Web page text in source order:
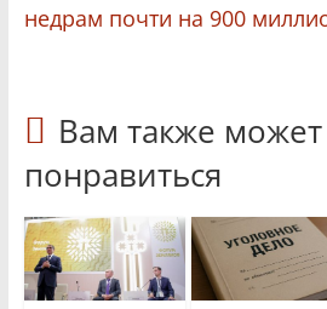
недрам почти на 900
Вам также может
понравиться